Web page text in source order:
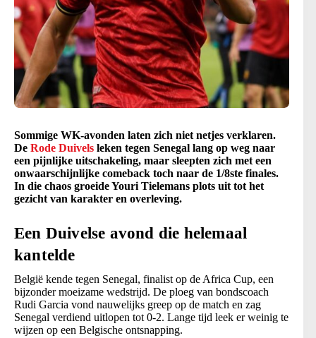
Sommige WK-avonden laten zich niet netjes verklaren.
De Rode Duivels leken tegen Senegal lang op weg naar
een pijnlijke uitschakeling, maar sleepten zich met een
onwaarschijnlijke comeback toch naar de 1/8ste finales.
In die chaos groeide Youri Tielemans plots uit tot het
gezicht van karakter en overleving.
Een Duivelse avond die helemaal
kantelde
België kende tegen Senegal, finalist op de Africa Cup, een
bijzonder moeizame wedstrijd. De ploeg van bondscoach
Rudi Garcia vond nauwelijks greep op de match en zag
Senegal verdiend uitlopen tot 0-2. Lange tijd leek er weinig te
wijzen op een Belgische ontsnapping.